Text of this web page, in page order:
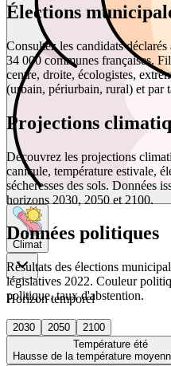
Climat
Horizon temporel
2030 2050
2100
Température été
Hausse de la température
Élections
Consultez les candidats
34 000 communes françaises.
centre, droite, écologistes,
(urbain, périurbain, rural) et par
Projections
Découvrez les projections
canicule, température estivale,
sécheresses des sols. Données
horizons 2030, 2050 et 2100.
Données politiques
Résultats des élections
législatives 2022. Couleur
politique, taux d'abstention.